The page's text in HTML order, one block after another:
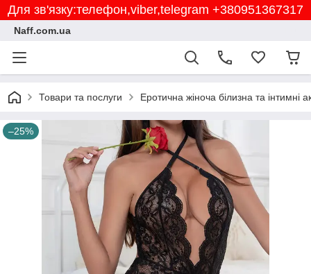
Для зв'язку:телефон,viber,telegram +380951367317
Naff.com.ua
Товари та послуги Еротична жіноча білизна та інтимні
–25%